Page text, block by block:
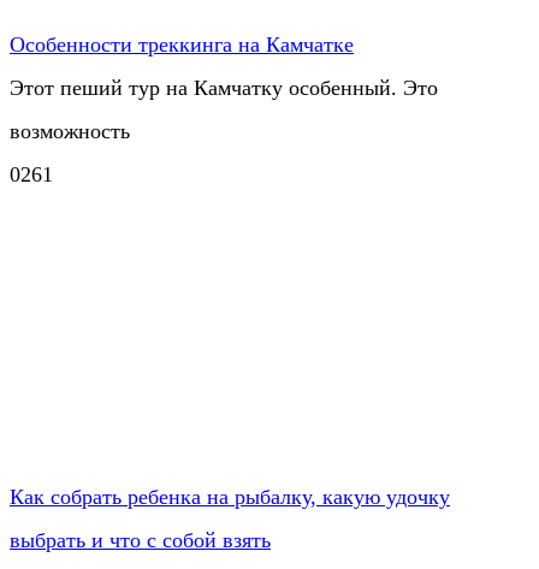
Особенности треккинга на Камчатке
Этот пеший тур на Камчатку особенный. Это
возможность
0261
Как собрать ребенка на рыбалку, какую удочку
выбрать и что с собой взять